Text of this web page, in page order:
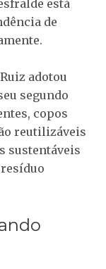
está
de
adotou
segundo
copos
reutilizáveis
sustentáveis